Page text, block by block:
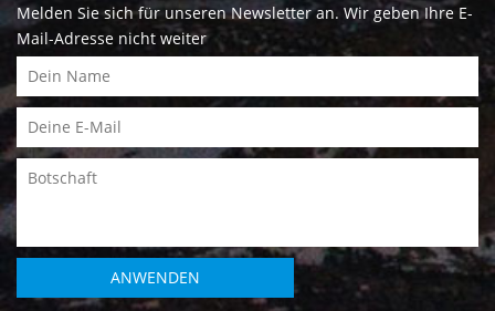
Melden Sie sich für unseren Newsletter an. Wir geben Ihre E-
Mail-Adresse nicht weiter